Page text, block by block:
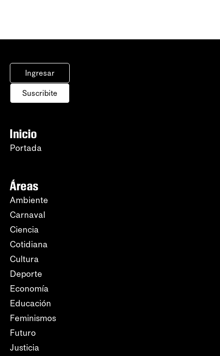
Ingresar
Suscribite
Inicio
Portada
Áreas
Ambiente
Carnaval
Ciencia
Cotidiana
Cultura
Deporte
Economía
Educación
Feminismos
Futuro
Justicia